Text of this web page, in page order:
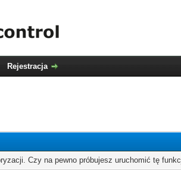
Rejestracja
Czy na pewno próbujesz uruchomić tę